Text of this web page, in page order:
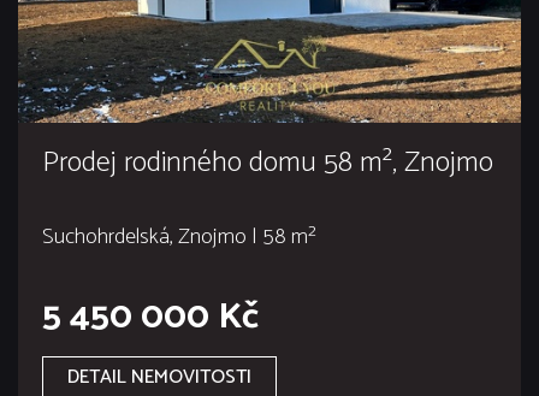
Prodej rodinného domu 58 m², Znojmo
Suchohrdelská, Znojmo | 58 m²
5 450 000 Kč
DETAIL NEMOVITOSTI